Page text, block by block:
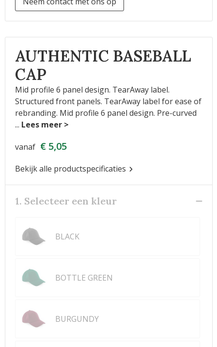
AUTHENTIC BASEBALL
CAP
Mid profile 6 panel design. TearAway label.
Structured front panels. TearAway label for ease of
rebranding. Mid profile 6 panel design. Pre-curved
...
vanaf € 5,05
Bekijk alle productspecificaties
1. Selecteer een kleur
BLACK
BOTTLE GREEN
BURGUNDY